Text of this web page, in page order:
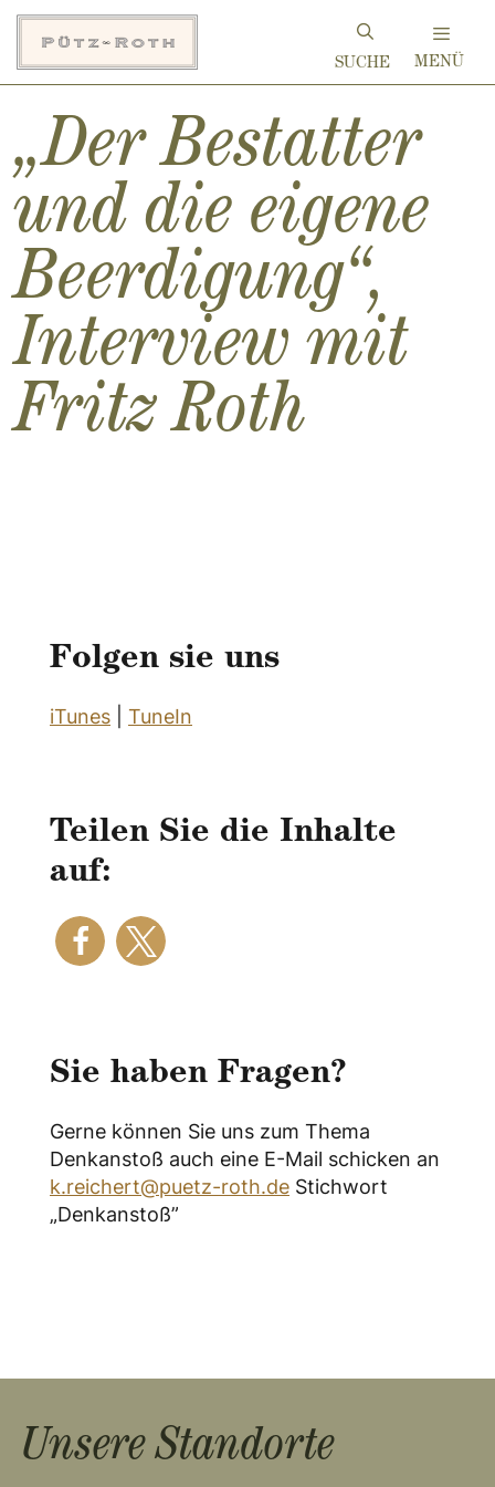
Zum
Inhalt
springen
MENÜ
„Der Bestatter
und die eigene
Beerdigung“,
Interview mit
Fritz Roth
Folgen sie uns
iTunes TuneIn
Teilen Sie die Inhalte
auf:
Sie haben Fragen?
Gerne können Sie uns zum Thema
Denkanstoß auch eine E-Mail schicken an
k.reichert@puetz-roth.de Stichwort
„Denkanstoß”
Unsere Standorte